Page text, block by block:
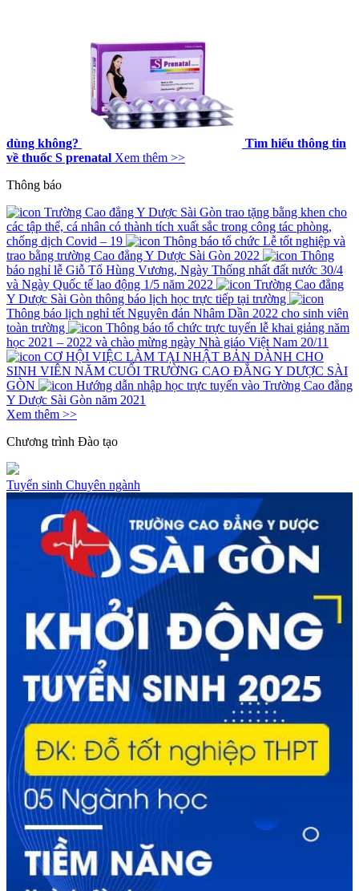
dùng không?
Tìm hiểu thông tin
về thuốc S prenatal Xem thêm >>
Thông báo
Trường Cao đẳng Y Dược Sài Gòn trao tặng bằng khen cho
các tập thể, cá nhân có thành tích xuất sắc trong công tác phòng,
chống dịch Covid – 19
Thông báo tổ chức Lễ tốt nghiệp và
trao bằng trường Cao đẳng Y Dược Sài Gòn 2022
Thông
báo nghỉ lễ Giỗ Tổ Hùng Vương, Ngày Thống nhất đất nước 30/4
và Ngày Quốc tế lao động 1/5 năm 2022
Trường Cao đẳng
Y Dược Sài Gòn thông báo lịch học trực tiếp tại trường
Thông báo lịch nghỉ tết Nguyên đán Nhâm Dần 2022 cho sinh viên
toàn trường
Thông báo tổ chức trực tuyến lễ khai giảng năm
học 2021 – 2022 và chào mừng ngày Nhà giáo Việt Nam 20/11
CƠ HỘI VIỆC LÀM TẠI NHẬT BẢN DÀNH CHO
SINH VIÊN NĂM CUỐI TRƯỜNG CAO ĐẲNG Y DƯỢC SÀI
GÒN
Hướng dẫn nhập học trực tuyến vào Trường Cao đẳng
Y Dược Sài Gòn năm 2021
Xem thêm >>
Chương trình Đào tạo
Tuyển sinh Chuyên ngành